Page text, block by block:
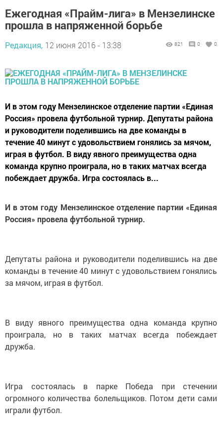
Ежегодная «Прайм-лига» в Мензелинске
прошла в напряженной борьбе
Редакция, 12 июня 2016 - 13:38 821 0 0
И в этом году Мензелинское отделение партии «Единая
Россия» провела футбольной турнир. Депутаты района
и руководители поделившись на две команды в
течение 40 минут с удовольствием гонялись за мячом,
играя в футбол. В виду явного преимущества одна
команда крупно проиграла, но в таких матчах всегда
побеждает дружба. Игра состоялась в...
И в этом году Мензелинское отделение партии «Единая
Россия» провела футбольной турнир.
Депутаты района и руководители поделившись на две
команды в течение 40 минут с удовольствием гонялись
за мячом, играя в футбол.
В виду явного преимущества одна команда крупно
проиграла, но в таких матчах всегда побеждает
дружба.
Игра состоялась в парке Победа при стечении
огромного количества болельщиков. Потом дети сами
играли футбол.